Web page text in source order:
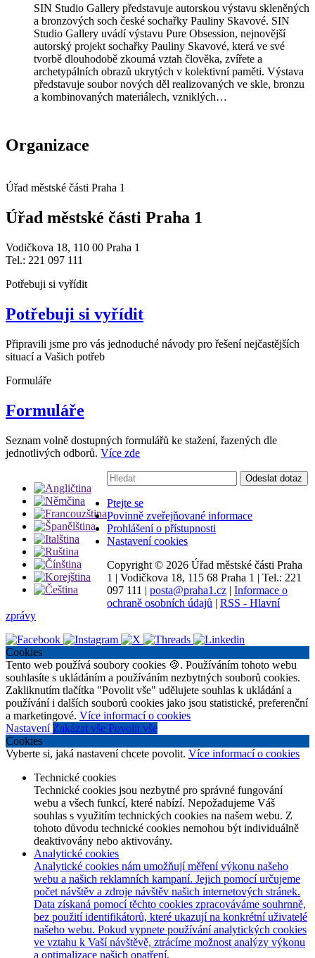
SIN Studio Gallery představuje autorskou výstavu skleněných
a bronzových soch české sochařky Pauliny Skavové. SIN
Studio Gallery uvádí výstavu Pure Obsession, nejnovější
autorský projekt sochařky Pauliny Skavové, která ve své
tvorbě dlouhodobě zkoumá vztah člověka, zvířete a
archetypálních obrazů ukrytých v kolektivní paměti. Výstava
představuje soubor nových děl realizovaných ve skle, bronzu
a kombinovaných materiálech, vzniklých…
Organizace
Úřad městské části Praha 1
Úřad městské části Praha 1
Vodičkova 18, 110 00 Praha 1
Tel.: 221 097 111
Potřebuji si vyřídit
Potřebuji si vyřídit
Připravili jsme pro vás jednoduché návody pro řešení nejčastějších
situací a Vašich potřeb
Formuláře
Formuláře
Seznam volně dostupných formulářů ke stažení, řazených dle
jednotlivých odborů. Více zde
Vyhledávání:
Odeslat dotaz
Ptejte se
Povinně zveřejňované informace
Prohlášení o přístupnosti
Nastavení cookies
Copyright © 2026 Úřad městské části Praha
1 | Vodičkova 18, 115 68 Praha 1 | Tel.: 221
097 111 | posta@praha1.cz | Informace o
ochraně osobních údajů | RSS - Hlavní
zprávy
Cookies
Tento web používá soubory cookies 🍪. Používáním tohoto webu
souhlasíte s ukládáním a používáním nezbytných souborů cookies.
Zakliknutím tlačítka "Povolit vše" udělujete souhlas k ukládání a
používání i dalších souborů cookies jako jsou statistické, preferenční
a marketingové. Více informací o cookies
Nastavení Zakázat vše Povolit vše
Cookies
Vyberte si, jaká nastavení chcete povolit. Více informací o cookies
Technické cookies
Technické cookies jsou nezbytné pro správné fungování
webu a všech funkcí, které nabízí. Nepožadujeme Váš
souhlas s využitím technických cookies na našem webu. Z
tohoto důvodu technické cookies nemohou být individuálně
deaktivovány nebo aktivovány.
Analytické cookies
Analytické cookies nám umožňují měření výkonu našeho
webu a našich reklamních kampaní. Jejich pomocí určujeme
počet návštěv a zdroje návštěv našich internetových stránek.
Data získaná pomocí těchto cookies zpracováváme souhrnně,
bez použití identifikátorů, které ukazují na konkrétní uživatelé
našeho webu. Pokud vypnete používání analytických cookies
ve vztahu k Vaší návštěvě, ztrácíme možnost analýzy výkonu
a optimalizace našich opatření.